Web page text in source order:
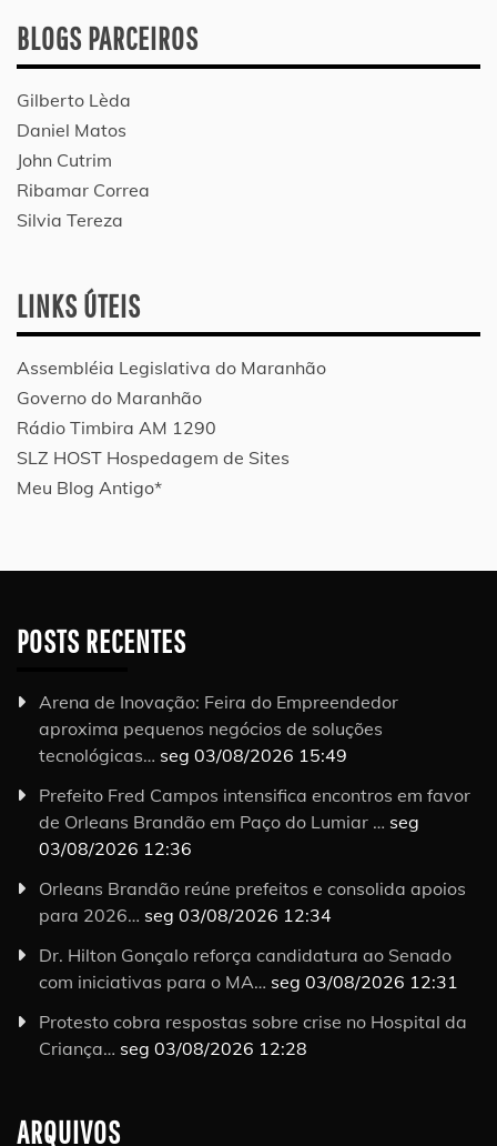
BLOGS PARCEIROS
Gilberto Lèda
Daniel Matos
John Cutrim
Ribamar Correa
Silvia Tereza
LINKS ÚTEIS
Assembléia Legislativa do Maranhão
Governo do Maranhão
Rádio Timbira AM 1290
SLZ HOST Hospedagem de Sites
Meu Blog Antigo*
POSTS RECENTES
Arena de Inovação: Feira do Empreendedor
aproxima pequenos negócios de soluções
tecnológicas… seg 03/08/2026 15:49
Prefeito Fred Campos intensifica encontros em favor
de Orleans Brandão em Paço do Lumiar … seg
03/08/2026 12:36
Orleans Brandão reúne prefeitos e consolida apoios
para 2026… seg 03/08/2026 12:34
Dr. Hilton Gonçalo reforça candidatura ao Senado
com iniciativas para o MA… seg 03/08/2026 12:31
Protesto cobra respostas sobre crise no Hospital da
Criança… seg 03/08/2026 12:28
ARQUIVOS